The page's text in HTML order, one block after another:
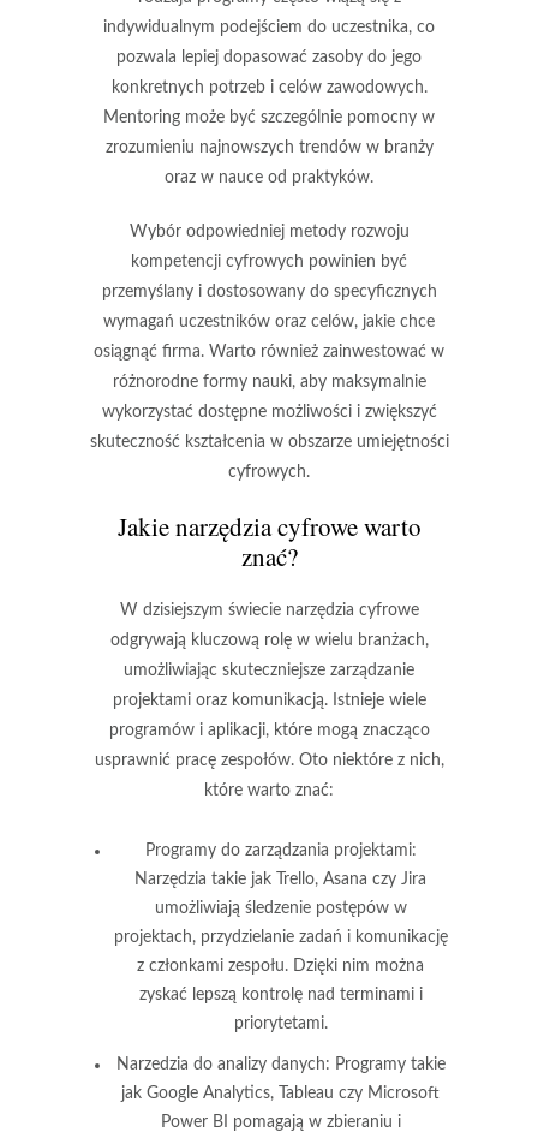
indywidualnym podejściem do uczestnika, co
pozwala lepiej dopasować zasoby do jego
konkretnych potrzeb i celów zawodowych.
Mentoring może być szczególnie pomocny w
zrozumieniu najnowszych trendów w branży
oraz w nauce od praktyków.
Wybór odpowiedniej metody rozwoju
kompetencji cyfrowych powinien być
przemyślany i dostosowany do specyficznych
wymagań uczestników oraz celów, jakie chce
osiągnąć firma. Warto również zainwestować w
różnorodne formy nauki, aby maksymalnie
wykorzystać dostępne możliwości i zwiększyć
skuteczność kształcenia w obszarze umiejętności
cyfrowych.
Jakie narzędzia cyfrowe warto
znać?
W dzisiejszym świecie narzędzia cyfrowe
odgrywają kluczową rolę w wielu branżach,
umożliwiając skuteczniejsze zarządzanie
projektami oraz komunikacją. Istnieje wiele
programów i aplikacji, które mogą znacząco
usprawnić pracę zespołów. Oto niektóre z nich,
które warto znać:
Programy do zarządzania projektami:
Narzędzia takie jak Trello, Asana czy Jira
umożliwiają śledzenie postępów w
projektach, przydzielanie zadań i komunikację
z członkami zespołu. Dzięki nim można
zyskać lepszą kontrolę nad terminami i
priorytetami.
Narzedzia do analizy danych: Programy takie
jak Google Analytics, Tableau czy Microsoft
Power BI pomagają w zbieraniu i